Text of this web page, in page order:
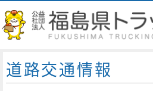
道路交通情報